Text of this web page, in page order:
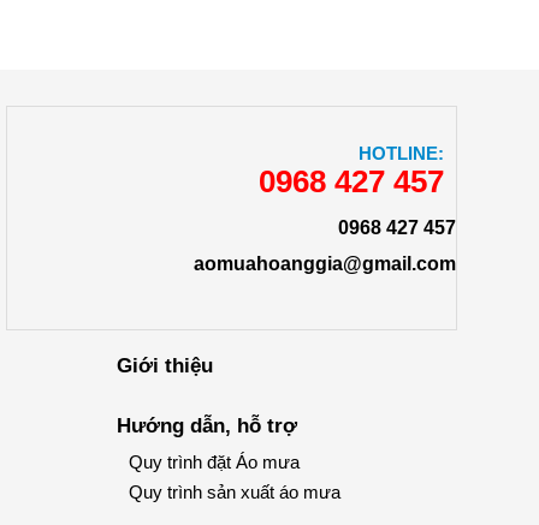
HOTLINE:
0968 427 457
0968 427 457
aomuahoanggia@gmail.com
Giới thiệu
Hướng dẫn, hỗ trợ
Quy trình đặt Áo mưa
Quy trình sản xuất áo mưa